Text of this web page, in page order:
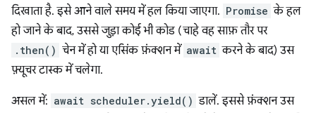
दिखाता है. इसे आने वाले समय में हल किया जाएगा. Promise के हल
हो जाने के बाद, उससे जुड़ा कोई भी कोड (चाहे वह साफ़ तौर पर
.then() चेन में हो या एसिंक फ़ंक्शन में await करने के बाद) उस
फ़्यूचर टास्क में चलेगा.
असल में: await scheduler.yield() डालें. इससे फ़ंक्शन उस